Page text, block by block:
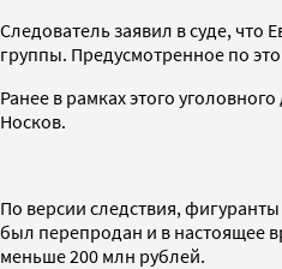
Следователь заявил в суде,
группы. Предусмотренное по
Ранее в рамках этого
Носков.
По версии следствия,
был перепродан и в настоящее
меньше 200 млн рублей.